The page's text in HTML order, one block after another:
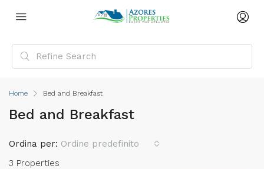
Home Bed and Breakfast
Bed and Breakfast
3 Properties
Ordina per: Ordine predefinito